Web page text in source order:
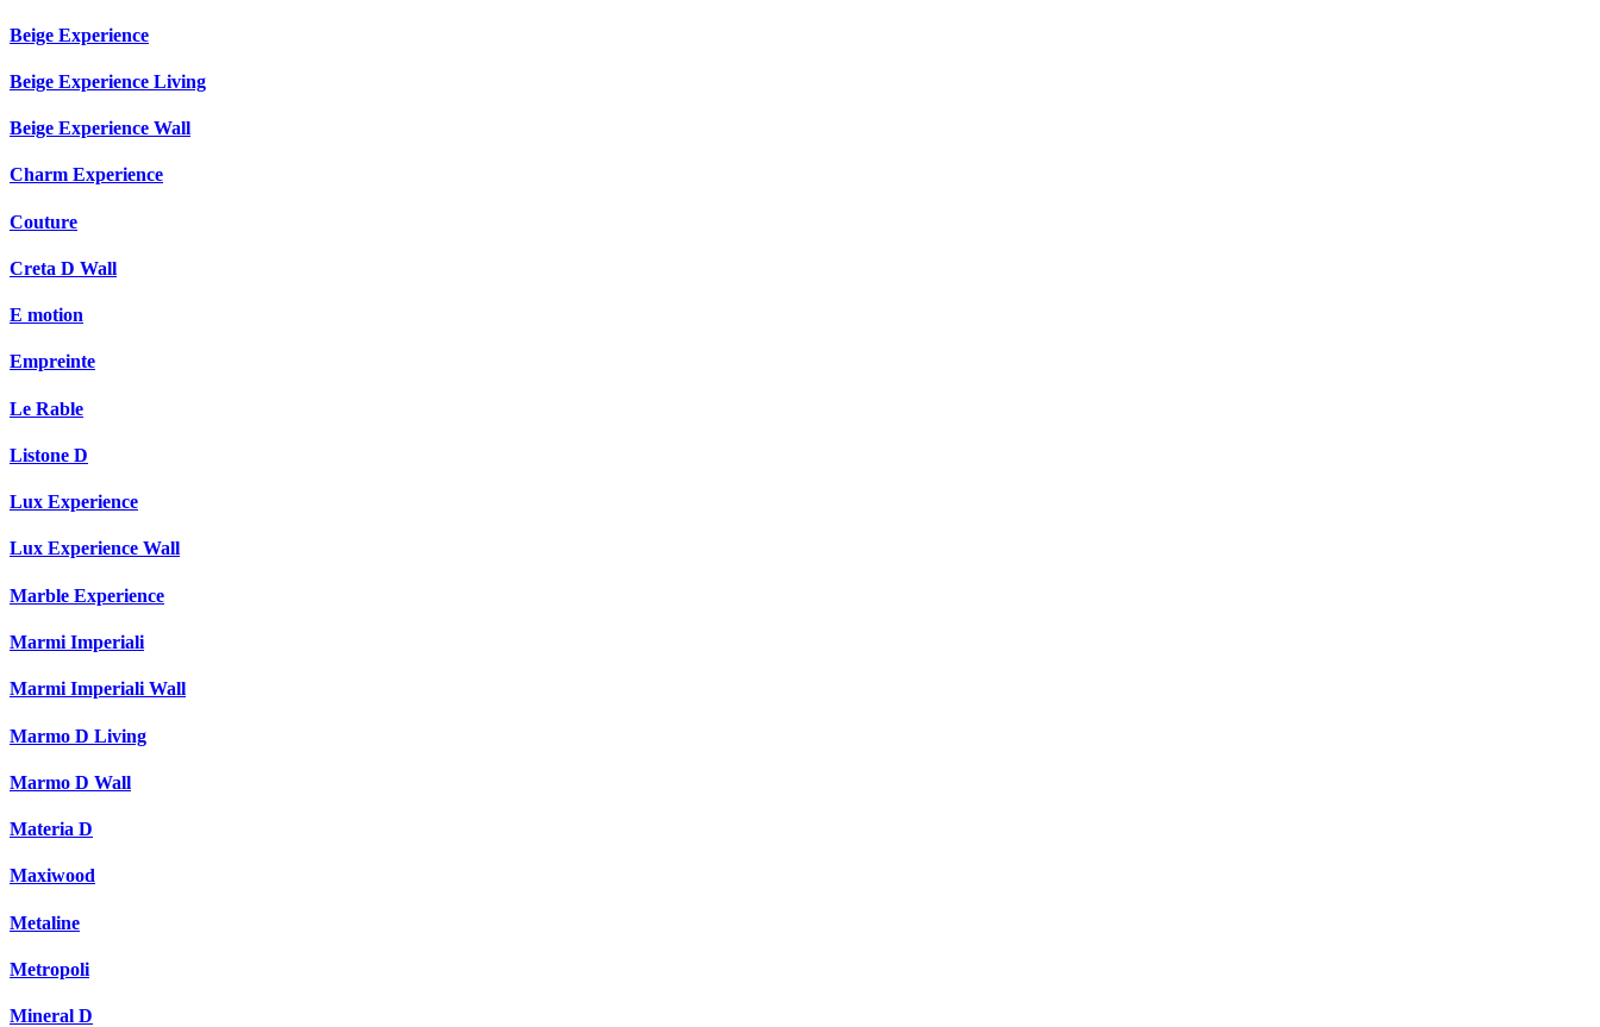
Beige Experience
Beige Experience Living
Beige Experience Wall
Charm Experience
Couture
Creta D Wall
E motion
Empreinte
Le Rable
Listone D
Lux Experience
Lux Experience Wall
Marble Experience
Marmi Imperiali
Marmi Imperiali Wall
Marmo D Living
Marmo D Wall
Materia D
Maxiwood
Metaline
Metropoli
Mineral D